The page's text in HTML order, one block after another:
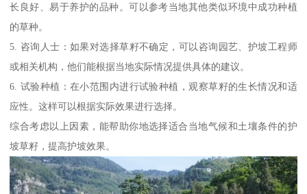
长良好、易于养护的品种。可以参考当地其他类似环境中成功种植
的草种。
5. 咨询人士：如果对选择草籽不确定，可以咨询园艺、护坡工程师
或相关机构，他们能根据当地实际情况提供具体的建议。
6. 试验种植：在小范围内进行试验种植，观察草籽的生长情况和适
应性。这样可以根据实际效果进行选择。
综合考虑以上因素，能帮助你地选择适合当地气候和土壤条件的护
坡草籽，提高护坡效果。